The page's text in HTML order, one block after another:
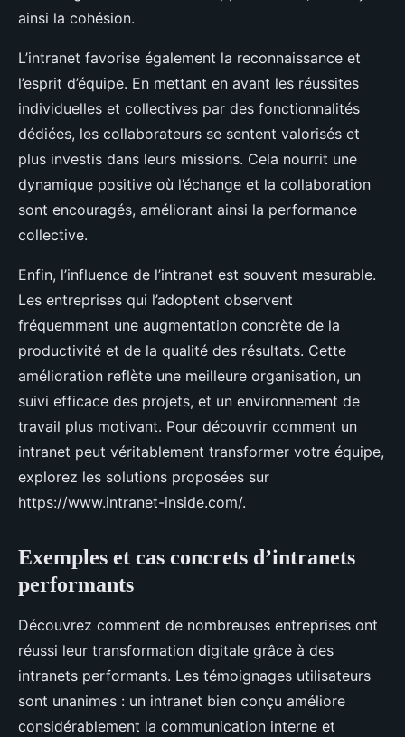
ainsi la cohésion.
L’intranet favorise également la reconnaissance et
l’esprit d’équipe. En mettant en avant les réussites
individuelles et collectives par des fonctionnalités
dédiées, les collaborateurs se sentent valorisés et
plus investis dans leurs missions. Cela nourrit une
dynamique positive où l’échange et la collaboration
sont encouragés, améliorant ainsi la performance
collective.
Enfin, l’influence de l’intranet est souvent mesurable.
Les entreprises qui l’adoptent observent
fréquemment une augmentation concrète de la
productivité et de la qualité des résultats. Cette
amélioration reflète une meilleure organisation, un
suivi efficace des projets, et un environnement de
travail plus motivant. Pour découvrir comment un
intranet peut véritablement transformer votre équipe,
explorez les solutions proposées sur
https://www.intranet-inside.com/.
Exemples et cas concrets d’intranets
performants
Découvrez comment de nombreuses entreprises ont
réussi leur transformation digitale grâce à des
intranets performants. Les témoignages utilisateurs
sont unanimes : un intranet bien conçu améliore
considérablement la communication interne et